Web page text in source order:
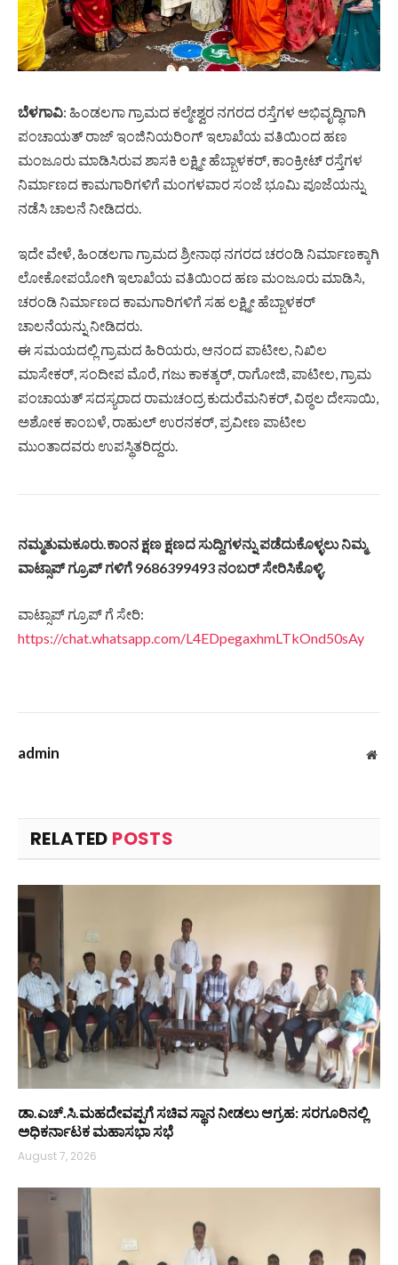
ಬೆಳಗಾವಿ: ಹಿಂಡಲಗಾ ಗ್ರಾಮದ ಕಲ್ಮೇಶ್ವರ ನಗರದ ರಸ್ತೆಗಳ ಅಭಿವೃದ್ಧಿಗಾಗಿ
ಪಂಚಾಯತ್ ರಾಜ್ ಇಂಜಿನಿಯರಿಂಗ್ ಇಲಾಖೆಯ ವತಿಯಿಂದ ಹಣ
ಮಂಜೂರು ಮಾಡಿಸಿರುವ ಶಾಸಕಿ ಲಕ್ಷ್ಮೀ ಹೆಬ್ಬಾಳಕರ್, ಕಾಂಕ್ರೀಟ್ ರಸ್ತೆಗಳ
ನಿರ್ಮಾಣದ ಕಾಮಗಾರಿಗಳಿಗೆ ಮಂಗಳವಾರ ಸಂಜೆ ಭೂಮಿ ಪೂಜೆಯನ್ನು
ನಡೆಸಿ ಚಾಲನೆ ನೀಡಿದರು.
ಇದೇ ವೇಳೆ, ಹಿಂಡಲಗಾ ಗ್ರಾಮದ ಶ್ರೀನಾಥ ನಗರದ ಚರಂಡಿ ನಿರ್ಮಾಣಕ್ಕಾಗಿ
ಲೋಕೋಪಯೋಗಿ ಇಲಾಖೆಯ ವತಿಯಿಂದ ಹಣ ಮಂಜೂರು ಮಾಡಿಸಿ,
ಚರಂಡಿ ನಿರ್ಮಾಣದ ಕಾಮಗಾರಿಗಳಿಗೆ ಸಹ ಲಕ್ಷ್ಮೀ ಹೆಬ್ಬಾಳಕರ್
ಚಾಲನೆಯನ್ನು ನೀಡಿದರು.
ಈ ಸಮಯದಲ್ಲಿ ಗ್ರಾಮದ ಹಿರಿಯರು, ಆನಂದ ಪಾಟೀಲ, ನಿಖಿಲ
ಮಾಸೇಕರ್, ಸಂದೀಪ ಮೊರೆ, ಗಜು ಕಾಕತ್ಕರ್, ರಾಗೋಜಿ, ಪಾಟೀಲ, ಗ್ರಾಮ
ಪಂಚಾಯತ್ ಸದಸ್ಯರಾದ ರಾಮಚಂದ್ರ ಕುದುರೆಮನಿಕರ್, ವಿಠ್ಠಲ ದೇಸಾಯಿ,
ಅಶೋಕ ಕಾಂಬಳೆ, ರಾಹುಲ್ ಉರನಕರ್, ಪ್ರವೀಣ ಪಾಟೀಲ
ಮುಂತಾದವರು ಉಪಸ್ಥಿತರಿದ್ದರು.
ನಮ್ಮತುಮಕೂರು.ಕಾಂನ ಕ್ಷಣ ಕ್ಷಣದ ಸುದ್ದಿಗಳನ್ನು ಪಡೆದುಕೊಳ್ಳಲು ನಿಮ್ಮ
ವಾಟ್ಸಾಪ್ ಗ್ರೂಪ್ ಗಳಿಗೆ 9686399493 ನಂಬರ್ ಸೇರಿಸಿಕೊಳ್ಳಿ.
ವಾಟ್ಸಾಪ್ ಗ್ರೂಪ್ ಗೆ ಸೇರಿ:
https://chat.whatsapp.com/L4EDpegaxhmLTkOnd50sAy
admin
RELATED POSTS
ಡಾ.ಎಚ್.ಸಿ.ಮಹದೇವಪ್ಪಗೆ ಸಚಿವ ಸ್ಥಾನ ನೀಡಲು ಆಗ್ರಹ: ಸರಗೂರಿನಲ್ಲಿ
ಅಧಿಕರ್ನಾಟಕ ಮಹಾಸಭಾ ಸಭೆ
August 7, 2026